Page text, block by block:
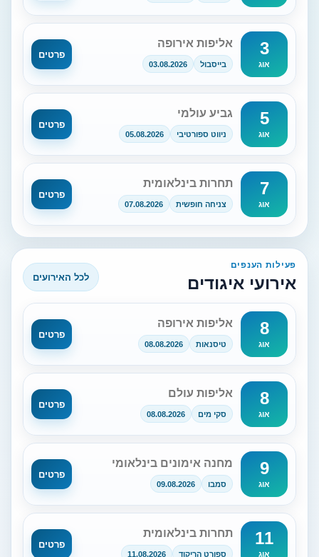
3
אוג
אליפות אירופה
בייסבול 03.08.2026
פרטים
5
אוג
גביע עולמי
ניווט ספורטיבי 05.08.2026
פרטים
7
אוג
תחרות בינלאומית
צניחה חופשית 07.08.2026
פרטים
פעילות הענפים
אירועי איגודים לכל האירועים
8
אוג
אליפות אירופה
טיסנאות 08.08.2026
פרטים
8
אוג
אליפות עולם
סקי מים 08.08.2026
פרטים
9
אוג
מחנה אימונים בינלאומי
סמבו 09.08.2026
פרטים
11
אוג
תחרות בינלאומית
ספורט הריקוד 11.08.2026
פרטים